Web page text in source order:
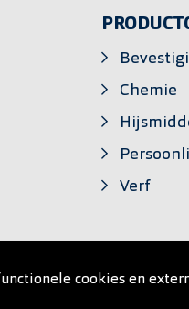
cookies en
Chemie
Verf
van